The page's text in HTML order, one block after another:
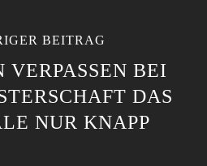
BEITRAG
VERPASSEN BEI
DAS
NUR KNAPP